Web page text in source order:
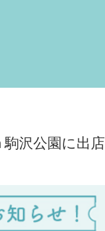
駒沢公園に出店